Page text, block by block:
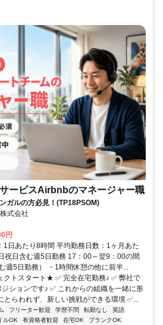
ービスAirbnbのマネージャー職
ガルの方必見！(TP18PSOM)
式会社
円
1日あたり8時間 平均勤務日数：1ヶ月あた
祝日含む週5日勤務 17：00～翌9：00の間
週5日勤務） ・1時間休憩の他に前半...
トスタート★ ✅ 完全在宅勤務♪ ✅ 弊社で
ションです♪ ✅ これからの組織を一緒に形
とらわれず、新しい挑戦ができる環境 ✅...
フリーター歓迎 学歴不問 転勤なし
英語
ルOK 有資格者歓迎 在宅OK
ブランクOK